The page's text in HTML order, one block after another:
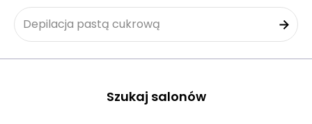
Depilacja pastą cukrową
Szukaj salonów